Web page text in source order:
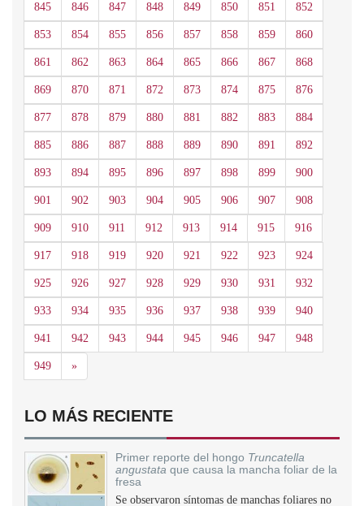
845 846 847 848 849 850 851 852
853 854 855 856 857 858 859 860
861 862 863 864 865 866 867 868
869 870 871 872 873 874 875 876
877 878 879 880 881 882 883 884
885 886 887 888 889 890 891 892
893 894 895 896 897 898 899 900
901 902 903 904 905 906 907 908
909 910 911 912 913 914 915 916
917 918 919 920 921 922 923 924
925 926 927 928 929 930 931 932
933 934 935 936 937 938 939 940
941 942 943 944 945 946 947 948
949 »Siguiente
LO MÁS RECIENTE
Primer reporte del hongo Truncatella
angustata que causa la mancha foliar de la
fresa
Se observaron síntomas de manchas foliares no